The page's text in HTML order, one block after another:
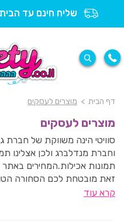
שליח חינם עד הבית
דף הבית > מוצרים לעסקים
מוצרים לעסקים
סוויטי הינה משווקת של חברת
וחברת מנדלברג ולכן
תמונות אכילות.המחירים
זאת מובטחת לכם הסחורה
בשילוב עם השירות הטוב
קרא עוד